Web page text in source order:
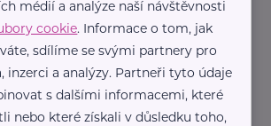
207
médií a analýze naší návštěvnosti
cookie. Informace o tom, jak
sdílíme se svými partnery pro
inzerci a analýzy. Partneři tyto údaje
s dalšími informacemi, které
nebo které získali v důsledku toho,